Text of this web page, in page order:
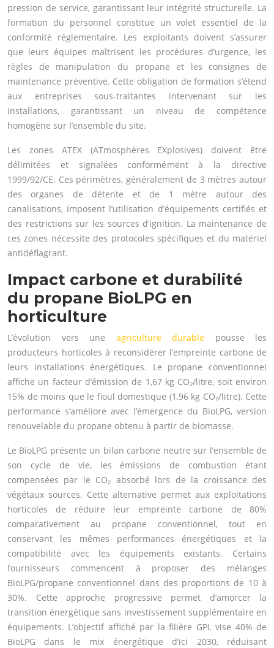
pression de service, garantissant leur intégrité structurelle. La
formation du personnel constitue un volet essentiel de la
conformité réglementaire. Les exploitants doivent s’assurer
que leurs équipes maîtrisent les procédures d’urgence, les
règles de manipulation du propane et les consignes de
maintenance préventive. Cette obligation de formation s’étend
aux entreprises sous-traitantes intervenant sur les
installations, garantissant un niveau de compétence
homogène sur l’ensemble du site.
Les zones ATEX (ATmosphères EXplosives) doivent être
délimitées et signalées conformément à la directive
1999/92/CE. Ces périmètres, généralement de 3 mètres autour
des organes de détente et de 1 mètre autour des
canalisations, imposent l’utilisation d’équipements certifiés et
des restrictions sur les sources d’ignition. La maintenance de
ces zones nécessite des protocoles spécifiques et du matériel
antidéflagrant.
Impact carbone et durabilité
du propane BioLPG en
horticulture
L’évolution vers une agriculture durable pousse les
producteurs horticoles à reconsidérer l’empreinte carbone de
leurs installations énergétiques. Le propane conventionnel
affiche un facteur d’émission de 1,67 kg CO₂/litre, soit environ
15% de moins que le fioul domestique (1,96 kg CO₂/litre). Cette
performance s’améliore avec l’émergence du BioLPG, version
renouvelable du propane obtenu à partir de biomasse.
Le BioLPG présente un bilan carbone neutre sur l’ensemble de
son cycle de vie, les émissions de combustion étant
compensées par le CO₂ absorbé lors de la croissance des
végétaux sources. Cette alternative permet aux exploitations
horticoles de réduire leur empreinte carbone de 80%
comparativement au propane conventionnel, tout en
conservant les mêmes performances énergétiques et la
compatibilité avec les équipements existants. Certains
fournisseurs commencent à proposer des mélanges
BioLPG/propane conventionnel dans des proportions de 10 à
30%. Cette approche progressive permet d’amorcer la
transition énergétique sans investissement supplémentaire en
équipements. L’objectif affiché par la filière GPL vise 40% de
BioLPG dans le mix énergétique d’ici 2030, réduisant